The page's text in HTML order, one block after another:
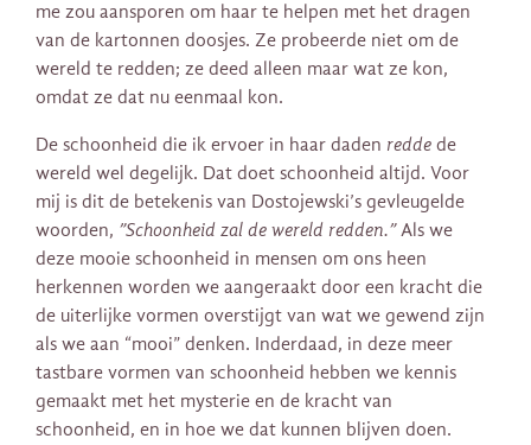
me zou aansporen om haar te helpen met het dragen
van de kartonnen doosjes. Ze probeerde niet om de
wereld te redden; ze deed alleen maar wat ze kon,
omdat ze dat nu eenmaal kon.
De schoonheid die ik ervoer in haar daden redde de
wereld wel degelijk. Dat doet schoonheid altijd. Voor
mij is dit de betekenis van Dostojewski’s gevleugelde
woorden, ”Schoonheid zal de wereld redden.”Als we
deze mooie schoonheid in mensen om ons heen
herkennen worden we aangeraakt door een kracht die
de uiterlijke vormen overstijgt van wat we gewend zijn
als we aan “mooi” denken. Inderdaad, in deze meer
tastbare vormen van schoonheid hebben we kennis
gemaakt met het mysterie en de kracht van
schoonheid, en in hoe we dat kunnen blijven doen.